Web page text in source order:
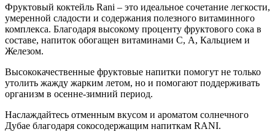
Фруктовый коктейль Rani – это идеальное сочетание легкости,
умеренной сладости и содержания полезного витаминного
комплекса. Благодаря высокому проценту фруктового сока в
составе, напиток обогащен витаминами С, А, Кальцием и
Железом.
Высококачественные фруктовые напитки помогут не только
утолить жажду жарким летом, но и помогают поддерживать
организм в осенне-зимний период.
Наслаждайтесь отменным вкусом и ароматом солнечного
Дубае благодаря сокосодержащим напиткам RANI.